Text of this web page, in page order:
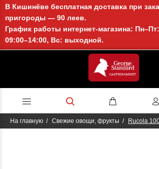
В Кишинёве бесплатная доставка при
пригороды — 90 леев.
График работы интернет-магазина:
09:00–14:00, Вс: выходной.
На главную Свежие овощи, фрукты Rucola